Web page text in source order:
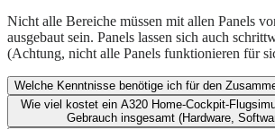
Nicht alle Bereiche müssen mit allen Panels
ausgebaut sein. Panels lassen sich auch
(Achtung, nicht alle Panels funktionieren für
Welche Kenntnisse benötige ich für den
Wie viel kostet ein A320 Home-Cockpit-
Gebrauch insgesamt (Hardware,